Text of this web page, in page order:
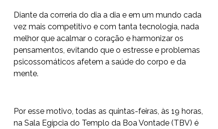
Diante da correria do dia a dia e em um mundo cada
vez mais competitivo e com tanta tecnologia, nada
melhor que acalmar o coração e harmonizar os
pensamentos, evitando que o estresse e problemas
psicossomáticos afetem a saúde do corpo e da
mente.
Por esse motivo, todas as quintas-feiras, às 19 horas,
na Sala Egípcia do Templo da Boa Vontade (TBV) é